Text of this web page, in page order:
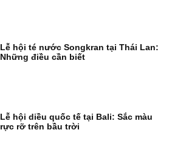
Lễ hội té nước Songkran tại Thái Lan:
Những điều cần biết
Lễ hội diều quốc tế tại Bali: Sắc màu
rực rỡ trên bầu trời